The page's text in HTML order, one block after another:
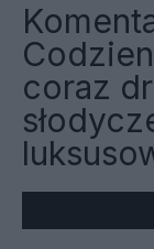
coraz